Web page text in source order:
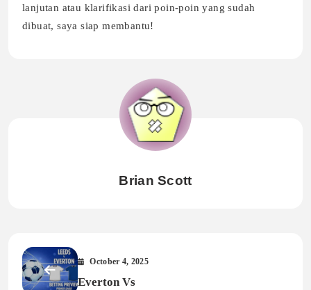
lanjutan atau klarifikasi dari poin-poin yang sudah
dibuat, saya siap membantu!
Brian Scott
October 4, 2025
Everton Vs